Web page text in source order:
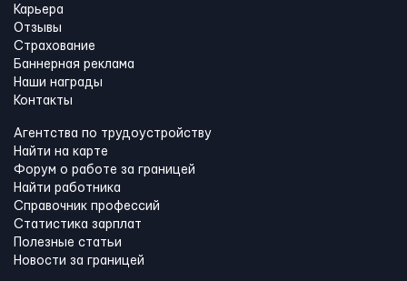
Карьера
Отзывы
Страхование
Баннерная реклама
Наши награды
Контакты
Агентства по трудоустройству
Найти на карте
Форум о работе за границей
Найти работника
Справочник профессий
Статистика зарплат
Полезные статьи
Новости за границей